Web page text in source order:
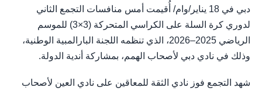
دبي في 18 يناير/وام/ أُقيمت أمس منافسات التجمع الثاني
لدوري كرة السلة على الكراسي المتحركة (3×3) للموسم
الرياضي 2025–2026، الذي تنظمه اللجنة البارالمبية الوطنية،
وذلك في نادي دبي لأصحاب الهمم، بمشاركة أندية الدولة.
شهد التجمع فوز نادي الثقة للمعاقين على نادي العين لأصحاب